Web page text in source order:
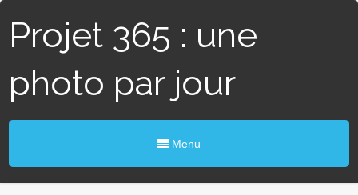
Projet 365 : une
photo par jour
Menu